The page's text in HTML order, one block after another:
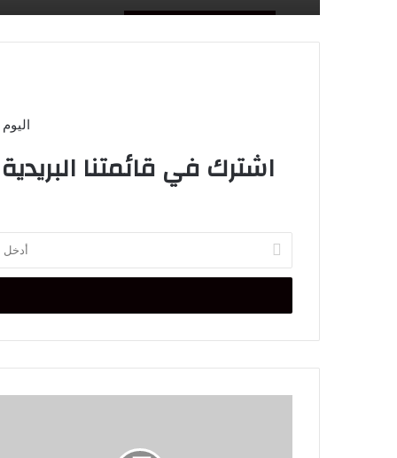
اشترك في قائمتنا
بريدك
الإلكتروني